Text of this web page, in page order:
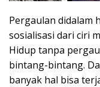
Pergaulan didalam
sosialisasi dari ciri
Hidup tanpa
bintang-bintang.
banyak hal bisa